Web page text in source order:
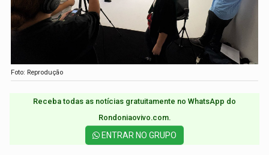
Foto: Reprodução
Receba todas as notícias gratuitamente no WhatsApp do
Rondoniaovivo.com.​
ENTRAR NO GRUPO